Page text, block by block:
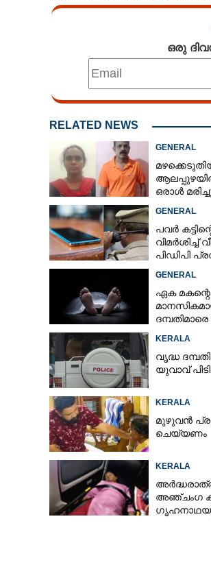
LITERATURE
CONTACT US
ഒരു
RELATED NEWS
GENERAL
ഒരാൾ
GENERAL
പവർ
പിഡിപി
GENERAL
ഏക മകന്റെ
KERALA
വൃദ്ധ
യുവാവ്
KERALA
മുഴുവൻ
ചെയ്യണം
KERALA
അഞ്ചംഗ